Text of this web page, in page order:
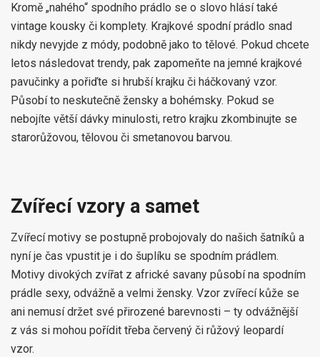
Kromě „nahého“ spodního prádlo se o slovo hlásí také
vintage kousky či komplety. Krajkové spodní prádlo snad
nikdy nevyjde z módy, podobně jako to tělové. Pokud chcete
letos následovat trendy, pak zapomeňte na jemné krajkové
pavučinky a pořiďte si hrubší krajku či háčkovaný vzor.
Působí to neskutečně žensky a bohémsky. Pokud se
nebojíte větší dávky minulosti, retro krajku zkombinujte se
starorůžovou, tělovou či smetanovou barvou.
Zvířecí vzory a samet
Zvířecí motivy se postupně probojovaly do našich šatníků a
nyní je čas vpustit je i do šuplíku se spodním prádlem.
Motivy divokých zvířat z africké savany působí na spodním
prádle sexy, odvážně a velmi žensky. Vzor zvířecí kůže se
ani nemusí držet své přirozené barevnosti – ty odvážnější
z vás si mohou pořídit třeba červený či růžový leopardí
vzor.